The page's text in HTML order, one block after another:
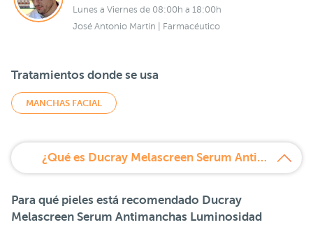
Lunes a Viernes de 08:00h a 18:00h
José Antonio Martín | Farmacéutico
Tratamientos donde se usa
MANCHAS FACIAL
¿Qué es Ducray Melascreen Serum Antimanchas Luminosidad?
Para qué pieles está recomendado Ducray
Melascreen Serum Antimanchas Luminosidad